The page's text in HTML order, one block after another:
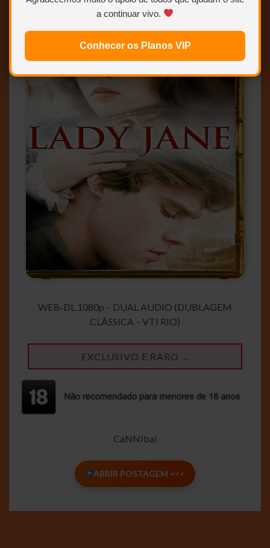
a continuar vivo.
Conhecer os Planos VIP
WEB-DL 1080p – DUAL AUDIO (DUBLAGEM
CLÁSSICA – VTI RIO)
EXCLUSIVO E RARO …
CaNNIbal
ABRIR POSTAGEM <<<